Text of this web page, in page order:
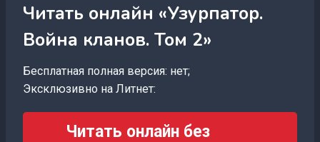
Читать онлайн «Узурпатор.
Война кланов. Том 2»
Бесплатная полная версия: нет;
Эксклюзивно на Литнет:
Читать онлайн без